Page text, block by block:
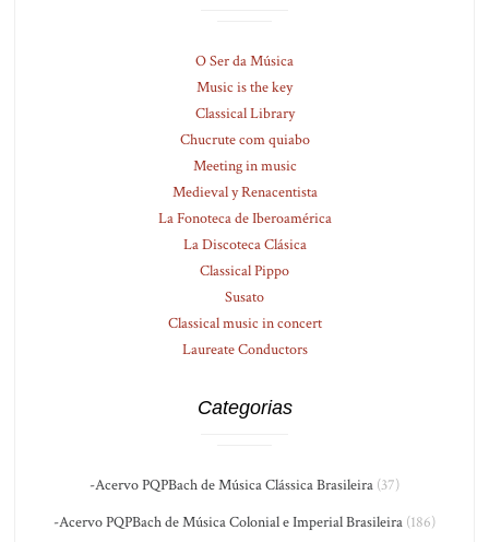
O Ser da Música
Music is the key
Classical Library
Chucrute com quiabo
Meeting in music
Medieval y Renacentista
La Fonoteca de Iberoamérica
La Discoteca Clásica
Classical Pippo
Susato
Classical music in concert
Laureate Conductors
Categorias
-Acervo PQPBach de Música Clássica Brasileira (37)
-Acervo PQPBach de Música Colonial e Imperial Brasileira (186)